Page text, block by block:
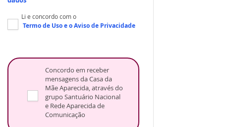
Li e concordo com o
Termo de Usoe oAviso de Privacidade
Concordo em receber
mensagens da Casa da
Mãe Aparecida, através do
grupo Santuário Nacional
e Rede Aparecida de
Comunicação